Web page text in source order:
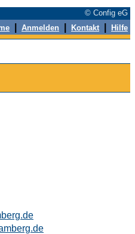
© Config eG
Anmelden Kontakt Hilfe